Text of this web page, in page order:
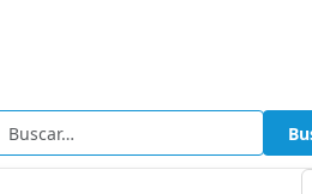
Buscar